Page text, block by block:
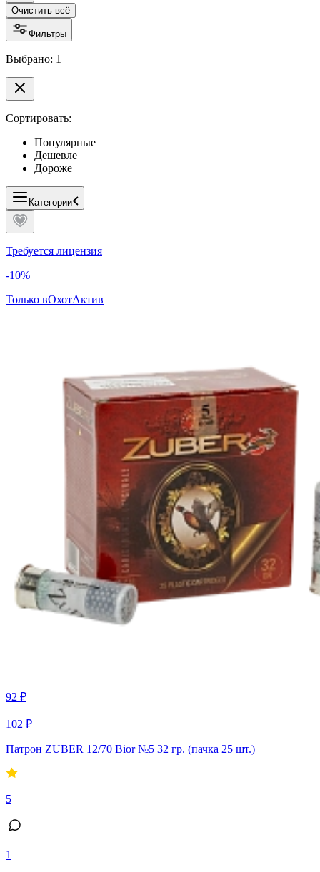
Очистить всё
Фильтры
Выбрано: 1
Сортировать:
Популярные
Дешевле
Дороже
Категории
Требуется лицензия
-10%
Только вОхотАктив
92 ₽
102 ₽
Патрон ZUBER 12/70 Bior №5 32 гр. (пачка 25 шт.)
5
1